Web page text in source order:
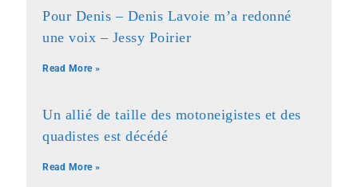
Pour Denis – Denis Lavoie m’a redonné
une voix – Jessy Poirier
Read More »
Un allié de taille des motoneigistes et des
quadistes est décédé
Read More »